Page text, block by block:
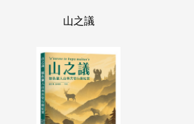
山之議